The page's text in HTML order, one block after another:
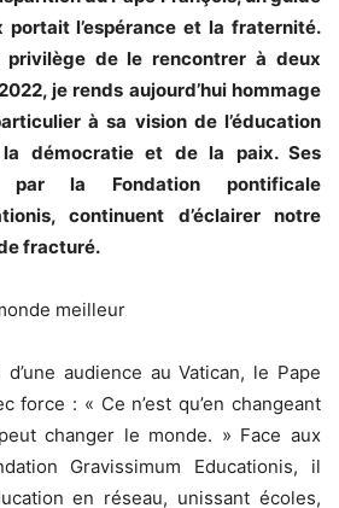
l’espérance et la fraternité.
privilège de le rencontrer à deux
je rends aujourd’hui hommage
à sa vision de l’éducation
démocratie et de la paix. Ses
par la Fondation pontificale
continuent d’éclairer notre
fracturé.
meilleur
audience au Vatican, le Pape
force : « Ce n’est qu’en changeant
changer le monde. » Face aux
Gravissimum Educationis, il
en réseau, unissant écoles,